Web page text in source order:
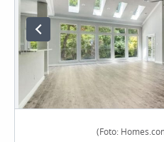
(Foto: